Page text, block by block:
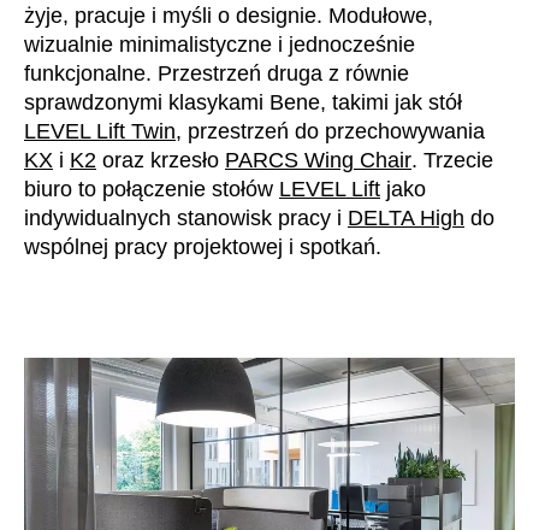
żyje, pracuje i myśli o designie. Modułowe,
wizualnie minimalistyczne i jednocześnie
funkcjonalne. Przestrzeń druga z równie
sprawdzonymi klasykami Bene, takimi jak stół
LEVEL Lift Twin, przestrzeń do przechowywania
KX i K2 oraz krzesło PARCS Wing Chair. Trzecie
biuro to połączenie stołów LEVEL Lift jako
indywidualnych stanowisk pracy i DELTA High do
wspólnej pracy projektowej i spotkań.